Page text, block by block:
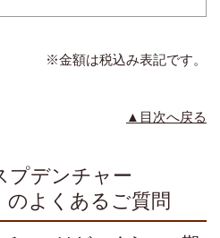
※金額は税込み表記です。
▲目次へ戻る
プデンチャー
のよくあるご質問